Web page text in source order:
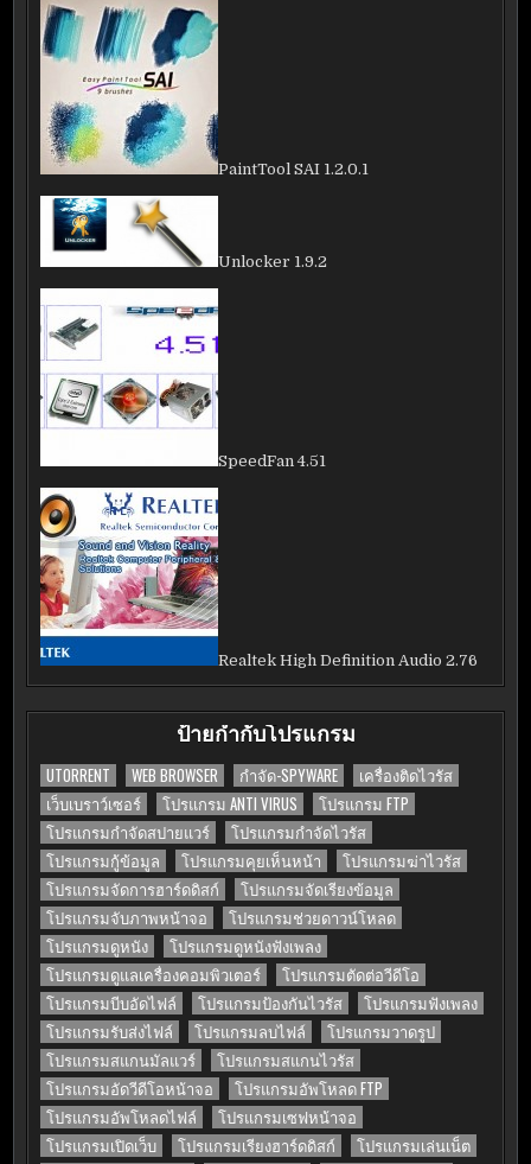
PaintTool SAI 1.2.0.1
Unlocker 1.9.2
SpeedFan 4.51
Realtek High Definition Audio 2.76
ป้ายกำกับโปรแกรม
UTORRENT WEB BROWSER กำจัด-SPYWARE
เครื่องติดไวรัส
เว็บเบราว์เซอร์
โปรแกรม ANTI VIRUS
โปรแกรม FTP
โปรแกรมกำจัดสปายแวร์
โปรแกรมกำจัดไวรัส
โปรแกรมกู้ข้อมูล
โปรแกรมคุยเห็นหน้า
โปรแกรมฆ่าไวรัส
โปรแกรมจัดการฮาร์ดดิสก์
โปรแกรมจัดเรียงข้อมูล
โปรแกรมจับภาพหน้าจอ
โปรแกรมช่วยดาวน์โหลด
โปรแกรมดูหนัง
โปรแกรมดูหนังฟังเพลง
โปรแกรมดูแลเครื่องคอมพิวเตอร์
โปรแกรมตัดต่อวีดีโอ
โปรแกรมบีบอัดไฟล์
โปรแกรมป้องกันไวรัส
โปรแกรมฟังเพลง
โปรแกรมรับส่งไฟล์
โปรแกรมลบไฟล์
โปรแกรมวาดรูป
โปรแกรมสแกนมัลแวร์
โปรแกรมสแกนไวรัส
โปรแกรมอัดวีดีโอหน้าจอ
โปรแกรมอัพโหลด FTP
โปรแกรมอัพโหลดไฟล์
โปรแกรมเซฟหน้าจอ
โปรแกรมเปิดเว็บ
โปรแกรมเรียงฮาร์ดดิสก์
โปรแกรมเล่นเน็ต